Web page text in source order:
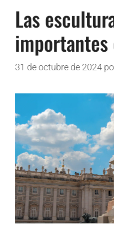
Las
31 de octubre de 2024